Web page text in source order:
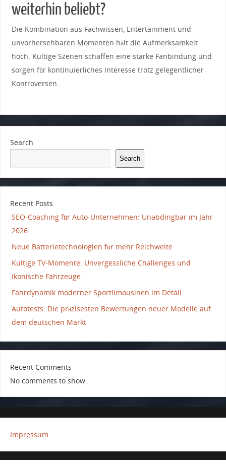
weiterhin‌ beliebt?
Die Kombination ⁣aus Fachwissen, Entertainment ‍und
unvorhersehbaren Momenten ​hält die Aufmerksamkeit
hoch.‌ Kultige Szenen schaffen eine starke Fanbindung und
sorgen für ​kontinuierliches ⁣Interesse trotz ​gelegentlicher
Kontroversen.
Search
Search
Recent Posts
SEO-Coaching für Auto-Unternehmen: Unabdingbar im Jahr
2026
Neue Batterietechnologien für mehr Reichweite
Kultige TV-Momente: Unvergessliche Challenges und
ikonische Fahrzeuge
Fahrdynamik moderner Sportlimousinen im Detail
Autotests: Die präzisesten Bewertungen neuer Modelle auf
dem deutschen Markt
Recent Comments
No comments to show.
Impressum